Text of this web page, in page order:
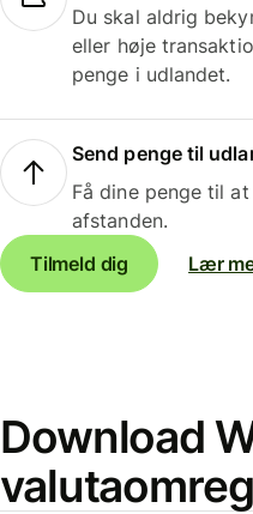
Du skal aldrig
eller høje
penge i udlandet.
Send penge til
Få dine penge til
afstanden.
Tilmeld dig
Lær
Download